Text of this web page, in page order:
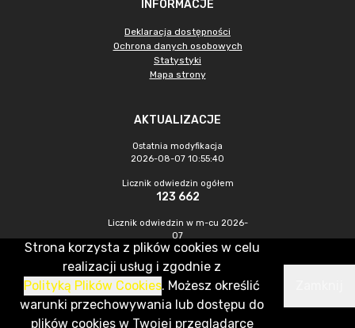
INFORMACJE
Deklaracja dostępności
Ochrona danych osobowych
Statystyki
Mapa strony
AKTUALIZACJE
Ostatnia modyfikacja
2026-08-07 10:55:40
Licznik odwiedzin ogółem
123 662
Licznik odwiedzin w m-cu 2026-
07
322
CMS & Hosting: Nefeni Sp. z o.o.
Strona korzysta z plików cookies w celu
realizacji usług i zgodnie z
Polityką Plików Cookies. Możesz określić
warunki przechowywania lub dostępu do
plików cookies w Twojej przeglądarce